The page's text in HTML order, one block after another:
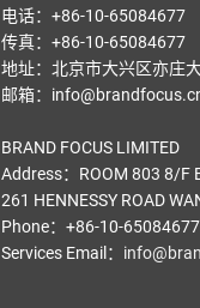
电话：+86-10-65084677
传真：+86-10-65084677
地址：北京市大兴区亦庄
邮箱：
BRAND FOCUS LIMITED
Address：ROOM 803 8/F
261 HENNESSY ROAD
Phone：+86-10-65084677
Services Email ：